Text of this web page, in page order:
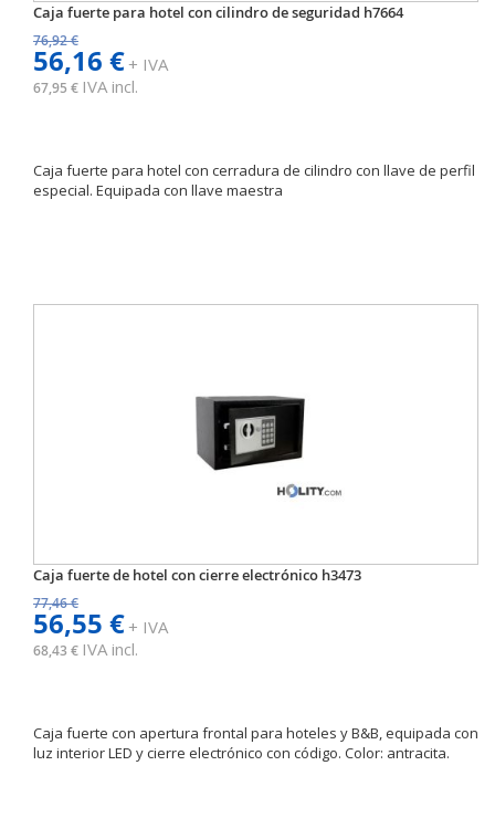
Caja fuerte para hotel con cilindro de seguridad h7664
76,92 €
56,16 €+ IVA
67,95 € IVA incl.
Caja fuerte para hotel con cerradura de cilindro con llave de perfil
especial. Equipada con llave maestra
Caja fuerte de hotel con cierre electrónico h3473
77,46 €
56,55 €+ IVA
68,43 € IVA incl.
Caja fuerte con apertura frontal para hoteles y B&B, equipada con
luz interior LED y cierre electrónico con código. Color: antracita.